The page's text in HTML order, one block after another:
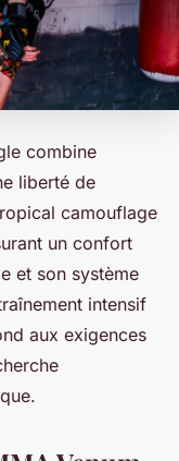
combine
liberté de
camouflage
un confort
et son système
intensif
aux exigences